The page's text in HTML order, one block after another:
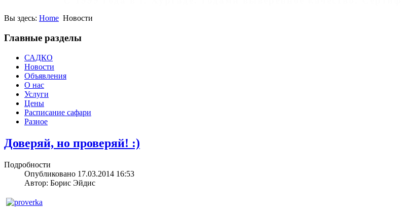
Вы здесь: Home Новости
Главные разделы
САДКО
Новости
Объявления
О нас
Услуги
Цены
Расписание сафари
Разное
Доверяй, но проверяй! :)
Подробности
Опубликовано 17.03.2014 16:53
Автор: Борис Эйдис